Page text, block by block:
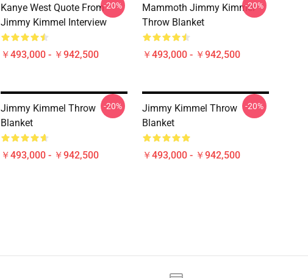
Kanye West Quote From
Jimmy Kimmel Interview
￥493,000 - ￥942,500
-20%
Mammoth Jimmy Kimmel
Throw Blanket
￥493,000 - ￥942,500
-20%
Jimmy Kimmel Throw
Blanket
￥493,000 - ￥942,500
-20%
Jimmy Kimmel Throw
Blanket
￥493,000 - ￥942,500
-20%